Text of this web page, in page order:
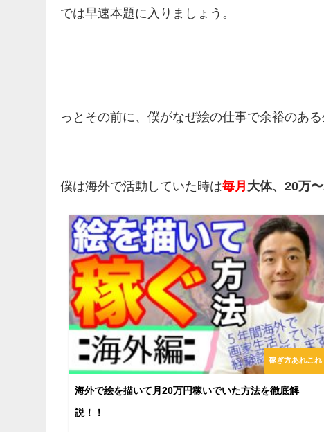
では早速本題に入りましょう。
っとその前に、僕がなぜ絵の仕事で余裕のあ
僕は海外で活動していた時は毎月 大体、20万
稼ぎ方あれこれ
海外で絵を描いて月20万円稼いでいた方法を徹底解
説！！